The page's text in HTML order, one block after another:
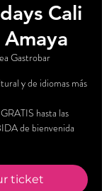
Cali
Gastrobar
y de idiomas más
hasta las
de bienvenida
ticket